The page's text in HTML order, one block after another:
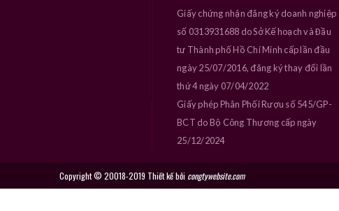
Giấy chứng nhận đăng ký doanh nghiệp
số 0313931688 do Sở Kế hoạch và Đầu
tư Thành phố Hồ Chí Minh cấp lần đầu
ngày 25/07/2016, đăng ký thay đổi lần
thứ 4 ngày 07/04/2022
Giấy phép Phân Phối Rượu số 545/GP-
BCT do Bộ Công Thương cấp ngày
25/12/2024
Copyright © 20018-2019 Thiết kế bởi congtywebsite.com